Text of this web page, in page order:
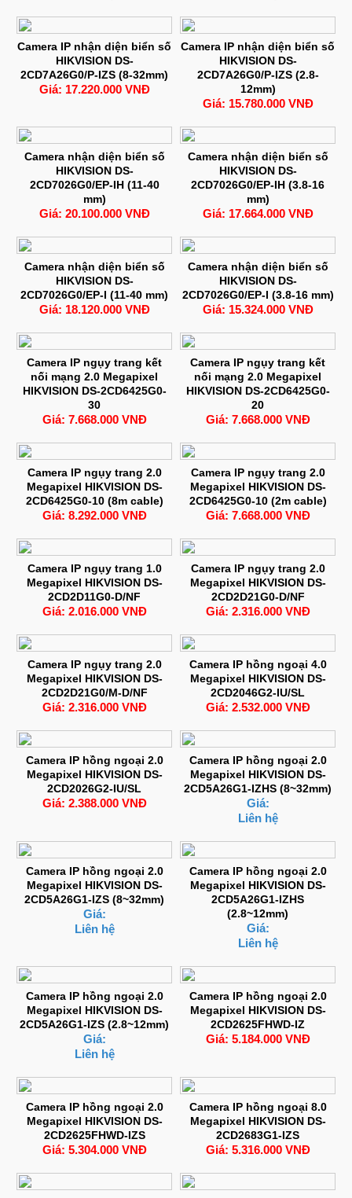
Camera IP nhận diện biển số
HIKVISION DS-
2CD7A26G0/P-IZS (8-32mm)
Giá: 17.220.000 VNĐ
Camera IP nhận diện biển số
HIKVISION DS-
2CD7A26G0/P-IZS (2.8-
12mm)
Giá: 15.780.000 VNĐ
Camera nhận diện biển số
HIKVISION DS-
2CD7026G0/EP-IH (11-40
mm)
Giá: 20.100.000 VNĐ
Camera nhận diện biển số
HIKVISION DS-
2CD7026G0/EP-IH (3.8-16
mm)
Giá: 17.664.000 VNĐ
Camera nhận diện biển số
HIKVISION DS-
2CD7026G0/EP-I (11-40 mm)
Giá: 18.120.000 VNĐ
Camera nhận diện biển số
HIKVISION DS-
2CD7026G0/EP-I (3.8-16 mm)
Giá: 15.324.000 VNĐ
Camera IP ngụy trang kết
nối mạng 2.0 Megapixel
HIKVISION DS-2CD6425G0-
30
Giá: 7.668.000 VNĐ
Camera IP ngụy trang kết
nối mạng 2.0 Megapixel
HIKVISION DS-2CD6425G0-
20
Giá: 7.668.000 VNĐ
Camera IP ngụy trang 2.0
Megapixel HIKVISION DS-
2CD6425G0-10 (8m cable)
Giá: 8.292.000 VNĐ
Camera IP ngụy trang 2.0
Megapixel HIKVISION DS-
2CD6425G0-10 (2m cable)
Giá: 7.668.000 VNĐ
Camera IP ngụy trang 1.0
Megapixel HIKVISION DS-
2CD2D11G0-D/NF
Giá: 2.016.000 VNĐ
Camera IP ngụy trang 2.0
Megapixel HIKVISION DS-
2CD2D21G0-D/NF
Giá: 2.316.000 VNĐ
Camera IP ngụy trang 2.0
Megapixel HIKVISION DS-
2CD2D21G0/M-D/NF
Giá: 2.316.000 VNĐ
Camera IP hồng ngoại 4.0
Megapixel HIKVISION DS-
2CD2046G2-IU/SL
Giá: 2.532.000 VNĐ
Camera IP hồng ngoại 2.0
Megapixel HIKVISION DS-
2CD2026G2-IU/SL
Giá: 2.388.000 VNĐ
Camera IP hồng ngoại 2.0
Megapixel HIKVISION DS-
2CD5A26G1-IZHS (8~32mm)
Giá:
Liên hệ
Camera IP hồng ngoại 2.0
Megapixel HIKVISION DS-
2CD5A26G1-IZS (8~32mm)
Giá:
Liên hệ
Camera IP hồng ngoại 2.0
Megapixel HIKVISION DS-
2CD5A26G1-IZHS
(2.8~12mm)
Giá:
Liên hệ
Camera IP hồng ngoại 2.0
Megapixel HIKVISION DS-
2CD5A26G1-IZS (2.8~12mm)
Giá:
Liên hệ
Camera IP hồng ngoại 2.0
Megapixel HIKVISION DS-
2CD2625FHWD-IZ
Giá: 5.184.000 VNĐ
Camera IP hồng ngoại 2.0
Megapixel HIKVISION DS-
2CD2625FHWD-IZS
Giá: 5.304.000 VNĐ
Camera IP hồng ngoại 8.0
Megapixel HIKVISION DS-
2CD2683G1-IZS
Giá: 5.316.000 VNĐ